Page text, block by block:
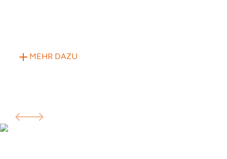
MEHR DAZU